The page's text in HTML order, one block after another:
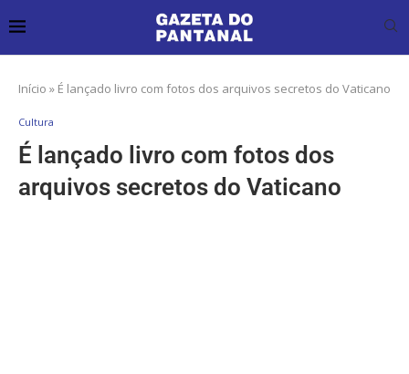
Início » É lançado livro com fotos dos arquivos secretos do Vaticano
Cultura
É lançado livro com fotos dos
arquivos secretos do Vaticano